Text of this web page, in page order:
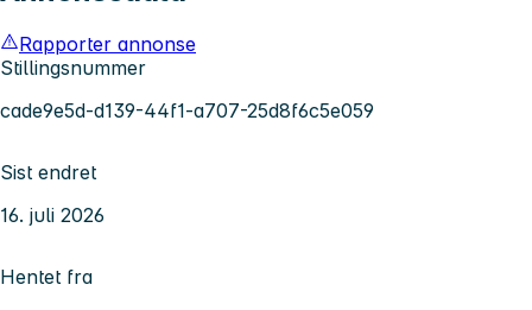
Rapporter annonse
Stillingsnummer
cade9e5d-d139-44f1-a707-25d8f6c5e059
Sist endret
16. juli 2026
Hentet fra